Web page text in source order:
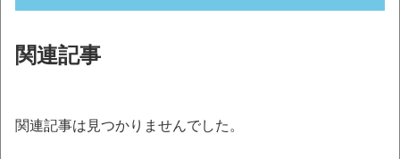
関連記事
関連記事は見つかりませんでした。